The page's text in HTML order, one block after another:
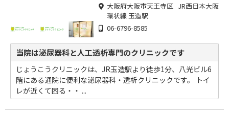
大阪府大阪市天王寺区 JR西日本大阪
環状線 玉造駅
06-6796-8585
当院は泌尿器科と人工透析専門のクリニックです
じょうこうクリニックは、JR玉造駅より徒歩1分、八光ビル6
階にある通院に便利な泌尿器科・透析クリニックです。 トイ
レが近くて困る・・ ...